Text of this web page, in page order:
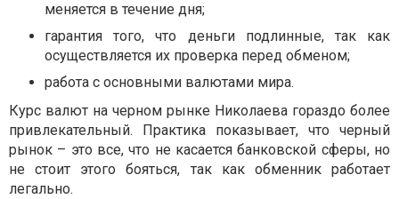
меняется в течение дня;
гарантия того, что деньги подлинные, так как
осуществляется их проверка перед обменом;
работа с основными валютами мира.
Курс валют на черном рынке Николаева гораздо более
привлекательный. Практика показывает, что черный
рынок – это все, что не касается банковской сферы, но
не стоит этого бояться, так как обменник работает
легально.